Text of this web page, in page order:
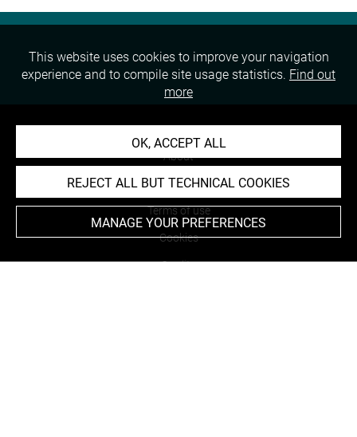
About
Contact Us
Terms of use
Cookies
Credits
This website uses cookies to improve your navigation
experience and to compile site usage statistics. Find out
more
OK, ACCEPT ALL
REJECT ALL BUT TECHNICAL COOKIES
MANAGE YOUR PREFERENCES